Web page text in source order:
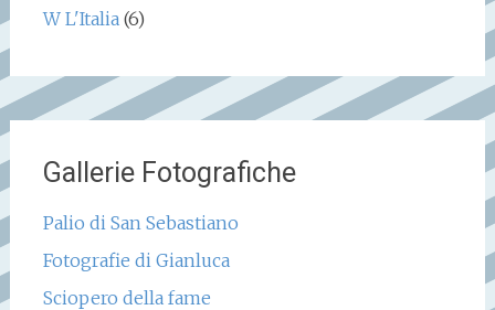
W L'Italia(6)
Gallerie Fotografiche
Palio di San Sebastiano
Fotografie di Gianluca
Sciopero della fame